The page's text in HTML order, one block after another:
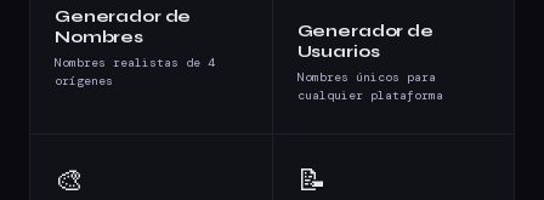
Generador de
Nombres
Nombres realistas de 4
orígenes
Generador de
Usuarios
Nombres únicos para
cualquier plataforma
🎨 📝